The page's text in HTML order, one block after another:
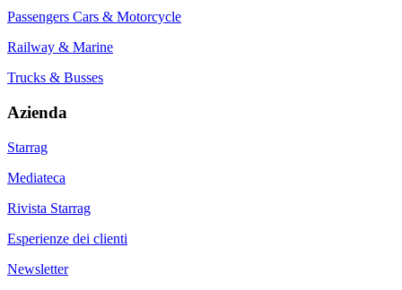
Passengers Cars & Motorcycle
Railway & Marine
Trucks & Busses
Azienda
Starrag
Mediateca
Rivista Starrag
Esperienze dei clienti
Newsletter